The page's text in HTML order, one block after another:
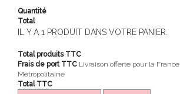
Quantité
Total
IL Y A 1 PRODUIT DANS VOTRE PANIER.
Total produits TTC
Frais de port TTC Livraison offerte pour la France
Métropolitaine
Total TTC